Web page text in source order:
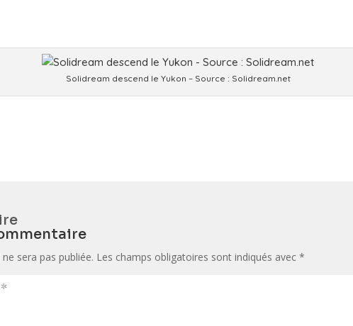
Solidream descend le Yukon – Source : Solidream.net
sera pas publiée. Les champs obligatoires sont indiqués avec *